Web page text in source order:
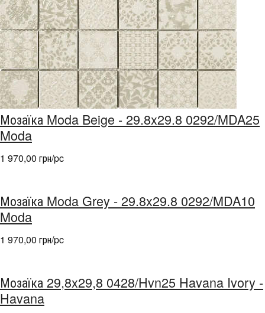
Мозаїка Moda Beige - 29.8x29.8 0292/MDA25
Moda
1 970,00 грн/pc
Мозаїка Moda Grey - 29.8x29.8 0292/MDA10
Moda
1 970,00 грн/pc
Мозаїка 29,8x29,8 0428/Hvn25 Havana Ivory -
Havana